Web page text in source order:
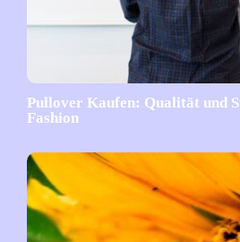
Pullover Kaufen: Qualität und
Fashion